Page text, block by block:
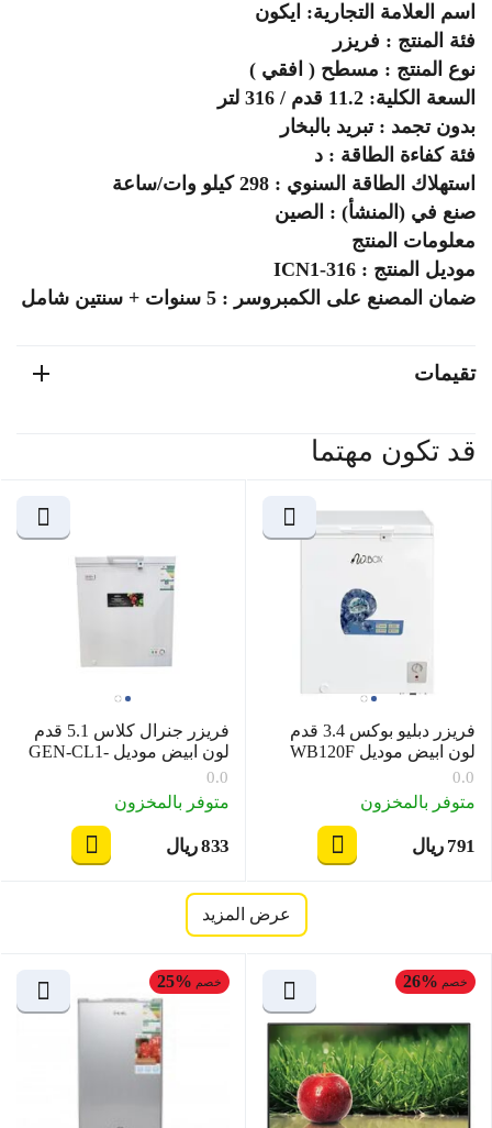
اسم العلامة التجارية: ايكون
فئة المنتج : فريزر
نوع المنتج : مسطح ( افقي )
السعة الكلية: 11.2 قدم / 316 لتر
بدون تجمد : تبريد بالبخار
فئة كفاءة الطاقة : د
استهلاك الطاقة السنوي : 298 كيلو وات/ساعة
صنع في (المنشأ) : الصين
معلومات المنتج
موديل المنتج : ICN1-316
ضمان المصنع على الكمبروسر : 5 سنوات + سنتين شامل
تقيمات
قد تكون مهتما
فريزر دبليو بوكس 3.4 قدم
لون ابيض موديل WB120F
0.0
متوفر بالمخزون
ريال ‍791‍
فريزر جنرال كلاس 5.1 قدم
لون ابيض موديل GEN-CL1-
145
0.0
متوفر بالمخزون
ريال ‎‍833‍
عرض المزيد
خصم 26% خصم 25%